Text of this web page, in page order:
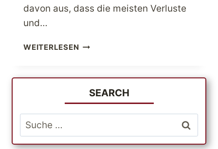
davon aus, dass die meisten Verluste
und…
WEITERLESEN[INFOGRAFIK]
ÜBER
DEN
INTERNATIONALEN
VERSAND
SEARCH
Suche
nach: